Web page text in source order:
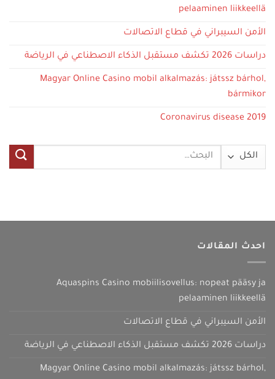
pelaaminen liikkeellä
الأمن السيبراني في قطاع الاتصالات
دراسات 2026 تكشف مستقبل الذكاء الاصطناعي في الرياضة
Magyar Online Casino mobil alkalmazás: játssz bárhol,
bármikor
Coronavirus disease 2019
البحث
احدث المقالات
Aquaspins Casino mobiilisovellus: nopeat pääsy ja
pelaaminen liikkeellä
الأمن السيبراني في قطاع الاتصالات
دراسات 2026 تكشف مستقبل الذكاء الاصطناعي في الرياضة
Magyar Online Casino mobil alkalmazás: játssz bárhol,